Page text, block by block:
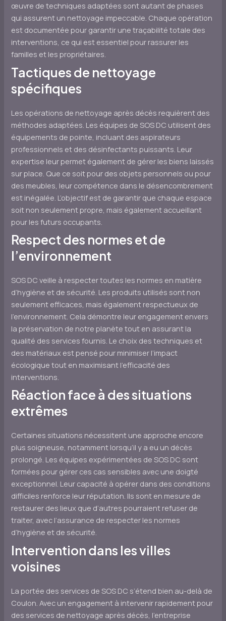
œuvre de techniques adaptées sont autant de phases
qui assurent un nettoyage impeccable. Chaque opération
est documentée pour garantir une traçabilité totale des
interventions, ce qui est essentiel pour rassurer les
familles et les propriétaires.
Tactiques de nettoyage
spécifiques
Les opérations de nettoyage après décès requièrent des
méthodes adaptées. Les équipes de SOS DC utilisent des
équipements de pointe, incluant des aspirateurs
professionnels et des désinfectants puissants. Leur
expertise leur permet également de gérer les biens laissés
sur place. Que ce soit pour des objets personnels ou pour
des meubles, leur compétence dans le désencombrement
est inégalée. L’objectif est de garantir que chaque espace
soit non seulement propre, mais également accueillant
pour les futurs occupants.
Respect des normes et de
l’environnement
SOS DC veille à respecter toutes les normes en matière
d’hygiène et de sécurité. Les produits utilisés sont non
seulement efficaces, mais également respectueux de
l’environnement. Cela démontre leur engagement envers
la préservation de notre planète tout en assurant la
qualité des services fournis. Le choix des techniques et
des matériaux est pensé pour minimiser l’impact
écologique tout en maximisant l’efficacité des
interventions.
Réaction face à des situations
extrêmes
Certaines situations nécessitent une approche encore
plus soigneuse, notamment lorsqu’il y a eu un décès
prolongé. Les équipes expérimentées de SOS DC sont
formées pour gérer ces cas sensibles avec une doigté
exceptionnel. Leur capacité à opérer dans des conditions
difficiles renforce leur réputation. Ils sont en mesure de
restaurer des lieux que d’autres pourraient refuser de
traiter, avec l’assurance de respecter les normes
d’hygiène et de sécurité.
Intervention dans les villes
voisines
La portée des services de SOS DC s’étend bien au-delà de
Coulon. Avec un engagement à intervenir rapidement pour
des services de nettoyage après décès, l’entreprise